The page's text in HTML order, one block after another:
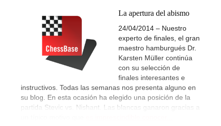
La apertura del abismo
24/04/2014 – Nuestro
experto de finales, el gran
maestro hamburgués Dr.
Karsten Müller continúa
con su selección de
finales interesantes e
instructivos. Todas las semanas nos presenta alguno en
su blog. En esta ocasión ha elegido una posición de la
partida Stevic vs. Nishant. Las blancas ganaron gracias a